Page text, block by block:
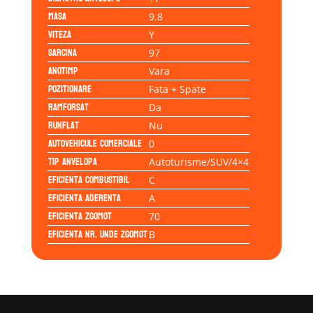
Masa 9.8
Viteza Y
Sarcina 97
Anotimp Vara
Pozitionare Fata + Spate
Ramforsat Da
Runflat Nu
Autovehicule comerciale 0
Tip anvelopa Autoturisme/SUV/4×4
Eficienta Combustibil C
Eficienta Aderenta A
Eficienta Zgomot 70
Eficienta Nr. Unde ZgomotB